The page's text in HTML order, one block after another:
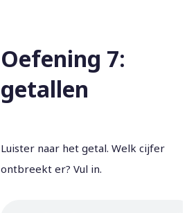
Oefening 7:
getallen
Luister naar het getal. Welk cijfer
ontbreekt er? Vul in.